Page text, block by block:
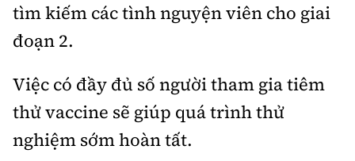
tìm kiếm các tình nguyện viên cho giai
đoạn 2.
Việc có đầy đủ số người tham gia tiêm
thử vaccine sẽ giúp quá trình thử
nghiệm sớm hoàn tất.